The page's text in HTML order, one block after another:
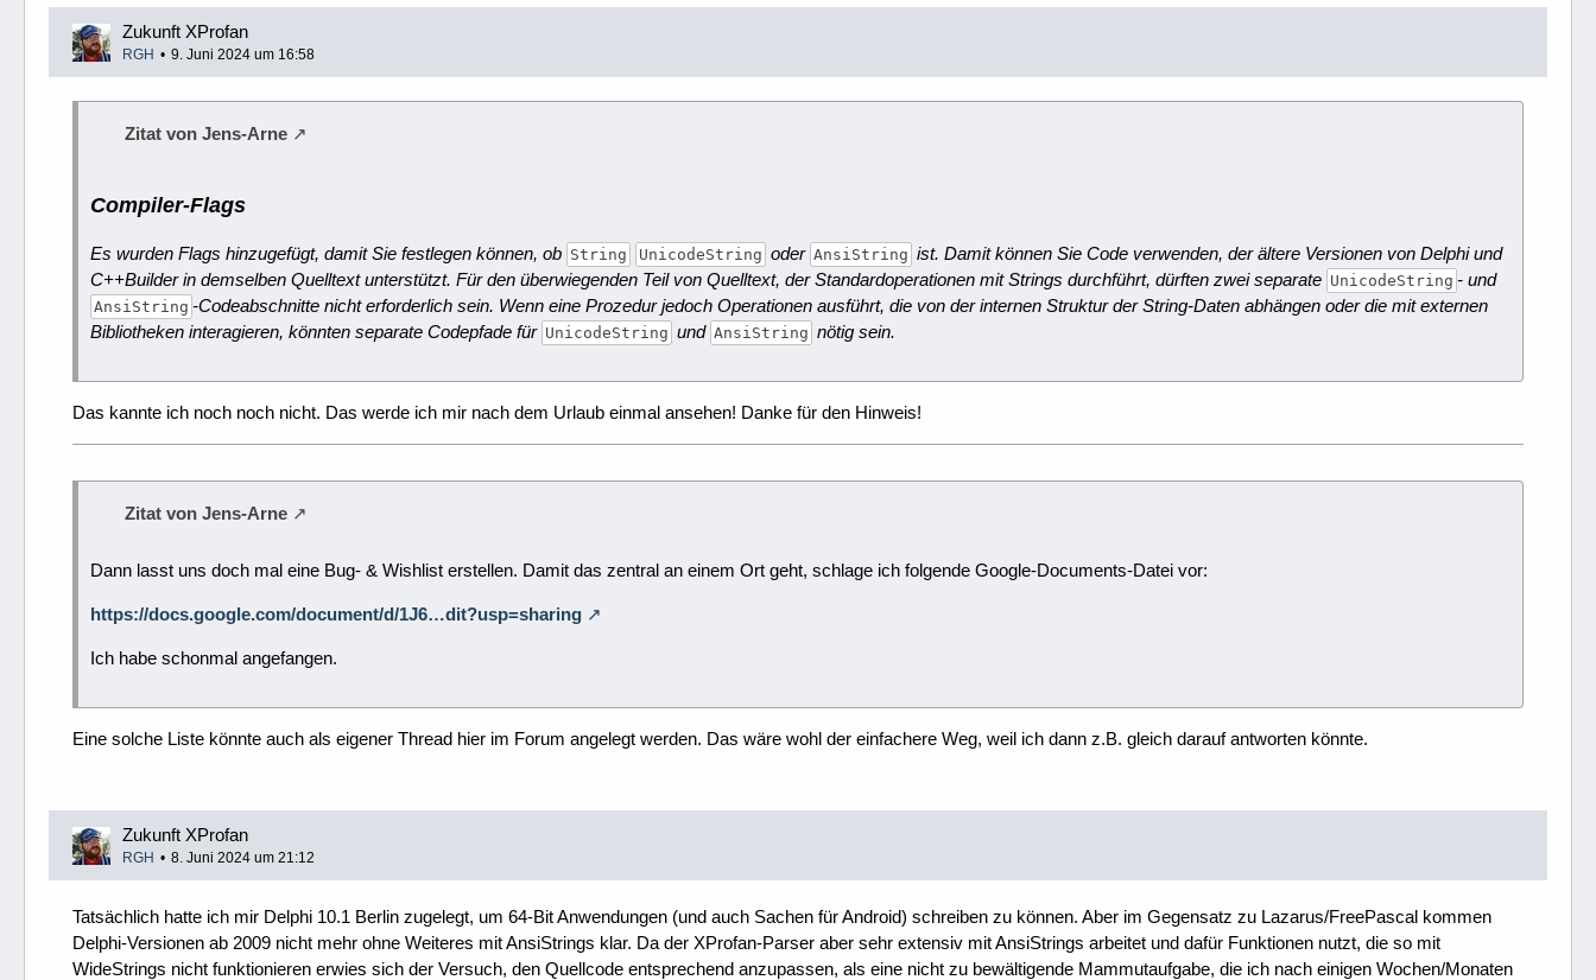
Zukunft XProfan
RGH 9. Juni 2024 um 16:58
Zitat von Jens-Arne
Compiler-Flags
Es wurden Flags hinzugefügt, damit Sie festlegen können, ob String UnicodeString oder AnsiString ist. Damit können Sie Code verwenden, der ältere Versionen von Delphi und
C++Builder in demselben Quelltext unterstützt. Für den überwiegenden Teil von Quelltext, der Standardoperationen mit Strings durchführt, dürften zwei separate UnicodeString - und
AnsiString -Codeabschnitte nicht erforderlich sein. Wenn eine Prozedur jedoch Operationen ausführt, die von der internen Struktur der String-Daten abhängen oder die mit externen
Bibliotheken interagieren, könnten separate Codepfade für UnicodeString und AnsiString nötig sein.
Das kannte ich noch noch nicht. Das werde ich mir nach dem Urlaub einmal ansehen! Danke für den Hinweis!
Zitat von Jens-Arne
Dann lasst uns doch mal eine Bug- & Wishlist erstellen. Damit das zentral an einem Ort geht, schlage ich folgende Google-Documents-Datei vor:
https://docs.google.com/document/d/1J6…dit?usp=sharing
Ich habe schonmal angefangen.
Eine solche Liste könnte auch als eigener Thread hier im Forum angelegt werden. Das wäre wohl der einfachere Weg, weil ich dann z.B. gleich darauf antworten könnte.
Zukunft XProfan
RGH 8. Juni 2024 um 21:12
Tatsächlich hatte ich mir Delphi 10.1 Berlin zugelegt, um 64-Bit Anwendungen (und auch Sachen für Android) schreiben zu können. Aber im Gegensatz zu Lazarus/FreePascal kommen
Delphi-Versionen ab 2009 nicht mehr ohne Weiteres mit AnsiStrings klar. Da der XProfan-Parser aber sehr extensiv mit AnsiStrings arbeitet und dafür Funktionen nutzt, die so mit
WideStrings nicht funktionieren erwies sich der Versuch, den Quellcode entsprechend anzupassen, als eine nicht zu bewältigende Mammutaufgabe, die ich nach einigen Wochen/Monaten